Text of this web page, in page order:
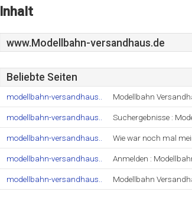
Inhalt
www.Modellbahn-versandhaus.de
Beliebte Seiten
modellbahn-versandhaus.. Modellbahn
modellbahn-versandhaus.. Suchergebnisse :
modellbahn-versandhaus.. Wie war noch mal
modellbahn-versandhaus.. Anmelden :
modellbahn-versandhaus.. Modellbahn